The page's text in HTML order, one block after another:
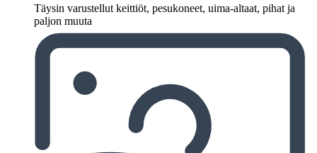
Täysin varustellut keittiöt, pesukoneet, uima-altaat, pihat ja
paljon muuta